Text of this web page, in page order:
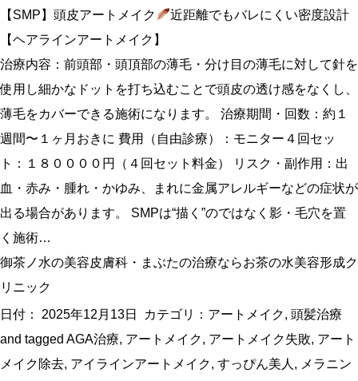
【SMP】頭皮アートメイク
近距離でもバレにくい密度設計
【ヘアラインアートメイク】
治療内容：前頭部・頭頂部の薄毛・分け目の薄毛に対して針を
使用し細かなドットを打ち込むことで頭皮の透け感をなくし、
薄毛をカバーできる施術になります。 治療期間・回数：約１
週間〜１ヶ月おきに 費用（自由診療）：モニター４回セッ
ト：１８００００円（４回セット料金） リスク・副作用：出
血・赤み・腫れ・かゆみ、まれに金属アレルギーなどの症状が
出る場合があります。 SMPは“描く”のではなく影・毛穴を置
く施術…
御茶ノ水の美容皮膚科・まぶたの治療ならお茶の水美容形成ク
リニック
日付： 2025年12月13日 カテゴリ： アートメイク, 頭髪治療
and tagged AGA治療, アートメイク, アートメイク失敗, アート
メイク除去, アイラインアートメイク, すっぴん美人 , メラニン